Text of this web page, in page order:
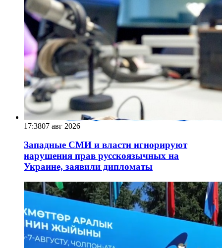
17:3807 авг 2026
Западные СМИ и власти игнорируют
нарушения прав русскоязычных на
Украине, заявили дипломаты